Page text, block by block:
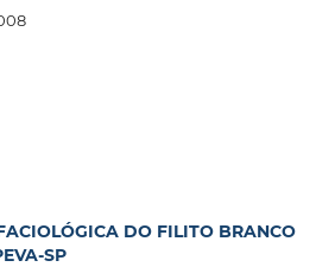
DO FILITO BRANCO
SP